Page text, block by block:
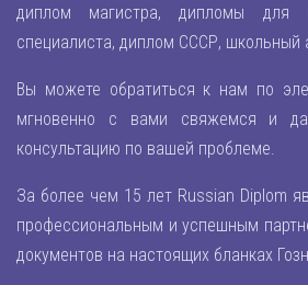
диплом магистра, дипломы для
специалиста, диплом СССР, школьный
Вы можете обратиться к нам по
мгновенно с вами свяжемся и
консультацию по вашей проблеме.
За более чем 15 лет Russian Diplom
профессиональным и успешным
документов на настоящих бланках